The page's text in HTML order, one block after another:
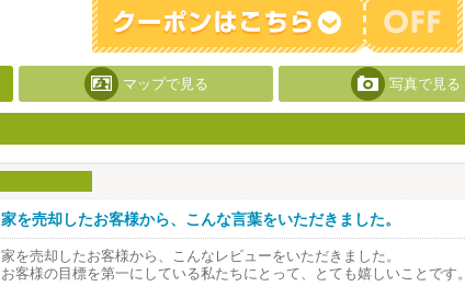
マップで見る 写真で見る
家を売却したお客様から、こんな言葉をいただきました。
家を売却したお客様から、こんなレビューをいただきました。
お客様の目標を第一にしている私たちにとって、とても嬉しいことです。